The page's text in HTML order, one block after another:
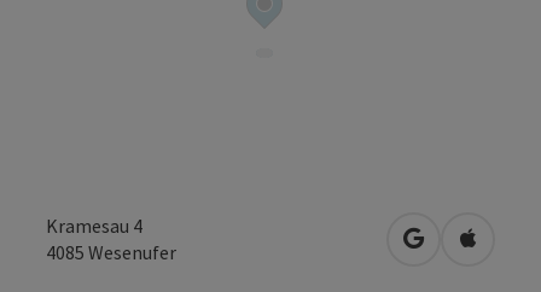
Kramesau 4
4085 Wesenufer in Google
in